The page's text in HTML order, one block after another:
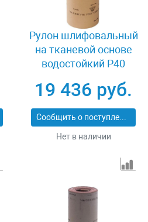
Рулон шлифовальный
на тканевой основе
водостойкий Р40
3550-040_z01
19 436 руб.
Сообщить о поступлении
Нет в наличии